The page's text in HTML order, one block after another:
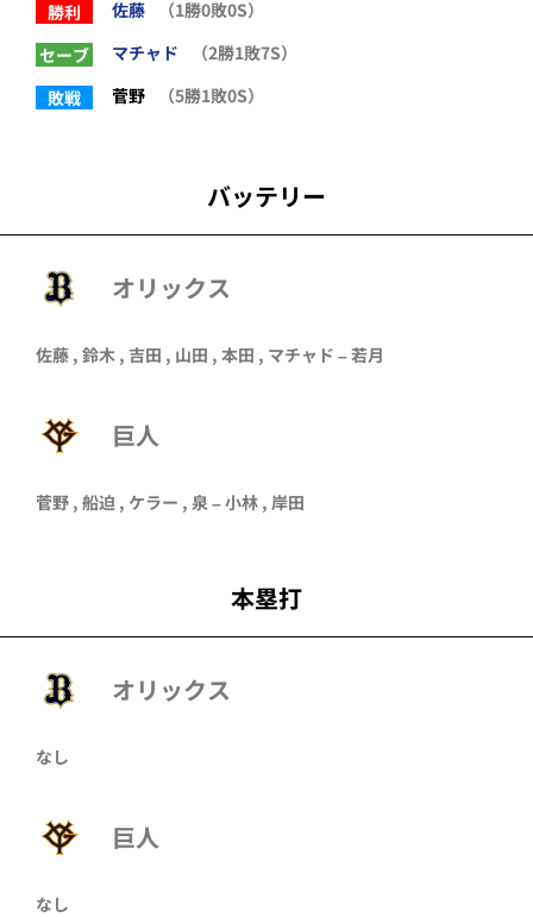
勝利 佐藤
（1勝0敗0S）
セーブ
マチャド
（2勝1敗7S）
敗戦
菅野 （5勝1敗0S）
バッテリー
オリックス
佐藤 , 鈴木 , 吉田 , 山田 , 本田 , マチャド –若月
巨人
菅野 , 船迫 , ケラー , 泉 – 小林 , 岸田
本塁打
オリックス
なし
巨人
なし